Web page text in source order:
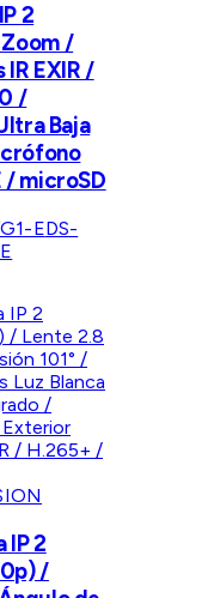
2
/
EXIR /
/
Baja
/ microSD
EDS-
IP 2
/